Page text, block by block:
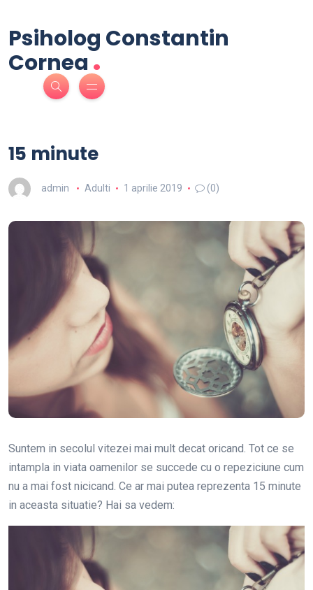
Psiholog Constantin
Cornea.
15 minute
admin Adulti 1 aprilie 2019 (0)
Suntem in secolul vitezei mai mult decat oricand. Tot ce se
intampla in viata oamenilor se succede cu o repeziciune cum
nu a mai fost nicicand. Ce ar mai putea reprezenta 15 minute
in aceasta situatie? Hai sa vedem: